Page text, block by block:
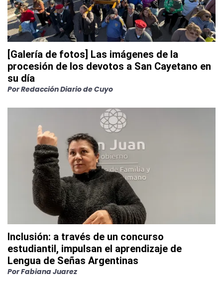
[Galería de fotos] Las imágenes de la
procesión de los devotos a San Cayetano en
su día
PorRedacción Diario de Cuyo
Inclusión: a través de un concurso
estudiantil, impulsan el aprendizaje de
Lengua de Señas Argentinas
PorFabiana Juarez